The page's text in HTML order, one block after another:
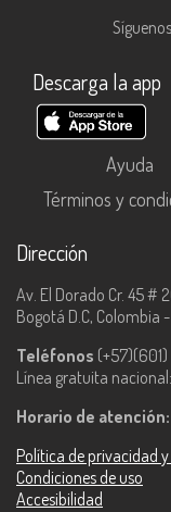
Síguenos
Descarga la app
Ayuda
Términos y
Dirección
Av. El Dorado Cr. 45 #
Bogotá D.C, Colombia -
Teléfonos
Línea gratuita
Horario de atención:
Política de privacidad
Condiciones de uso
Accesibilidad